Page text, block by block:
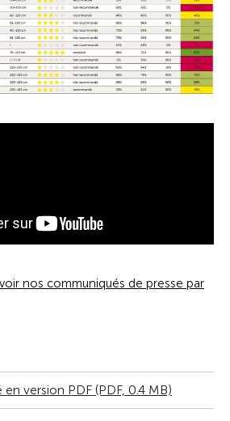
nos communiqués de presse par
version PDF (PDF, 0.4 MB)